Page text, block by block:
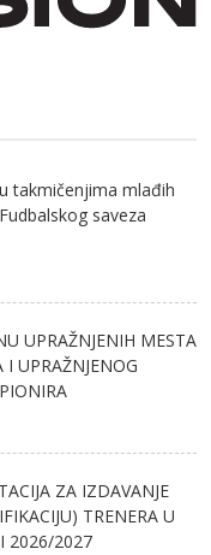
takmičenjima mlađih
saveza
UPRAŽNJENIH MESTA
UPRAŽNJENOG
ZA IZDAVANJE
TRENERA U
2026/2027